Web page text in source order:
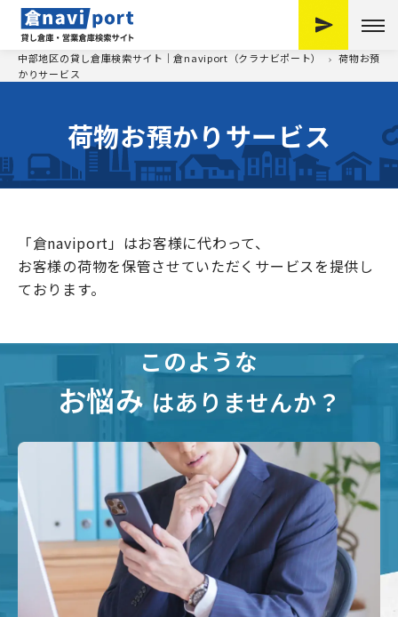
中部地区の貸し倉庫検索サイト｜倉naviport（クラナビポート）
荷物お預
かりサービス
荷物お預かりサービス
「倉naviport」はお客様に代わって、
お客様の荷物を保管させていただくサービスを提供し
ております。
このような
お悩み はありませんか？